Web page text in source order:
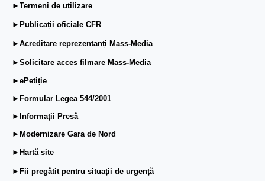
►Termeni de utilizare
►Publicații oficiale CFR
►Acreditare reprezentanți Mass-Media
►Solicitare acces filmare Mass-Media
►ePetiție
►Formular Legea 544/2001
►Informații Presă
►Modernizare Gara de Nord
►Hartă site
►Fii pregătit pentru situații de urgență